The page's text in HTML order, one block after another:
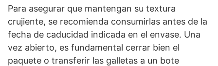
Para asegurar que mantengan su textura
crujiente, se recomienda consumirlas antes de la
fecha de caducidad indicada en el envase. Una
vez abierto, es fundamental cerrar bien el
paquete o transferir las galletas a un bote